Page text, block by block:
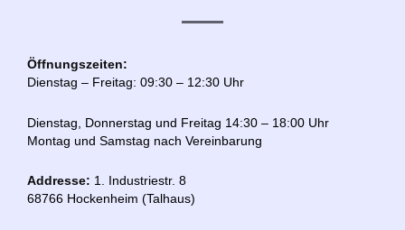
Öffnungszeiten:
Dienstag – Freitag: 09:30 – 12:30 Uhr
Dienstag, Donnerstag und Freitag 14:30 – 18:00 Uhr
Montag und Samstag nach Vereinbarung
Addresse: 1. Industriestr. 8
68766 Hockenheim (Talhaus)